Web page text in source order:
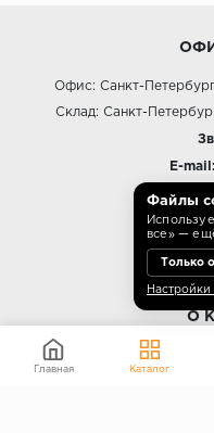
Офис: Санкт-
Склад: Санкт-
E-mail:
О
Файлы
все» —
Только
Настройки
Главная Каталог